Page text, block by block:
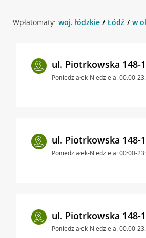
Wpłatomaty: woj. łódzkie Łódź w
ul. Piotrkowska 148-
Poniedziałek-Niedziela: 00:00-
ul. Piotrkowska 148-
Poniedziałek-Niedziela: 00:00-
ul. Piotrkowska 148-
Poniedziałek-Niedziela: 00:00-